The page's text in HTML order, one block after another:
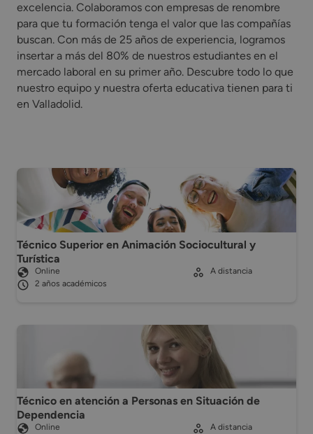
excelencia. Colaboramos con empresas de renombre
para que tu formación tenga el valor que las compañías
buscan. Con más de 25 años de experiencia, logramos
insertar a más del 80% de nuestros estudiantes en el
mercado laboral en su primer año. Descubre todo lo que
nuestro equipo y nuestra oferta educativa tienen para ti
en Valladolid.
Técnico Superior en Animación Sociocultural y
Turística
Online
2 años académicos
A distancia
Técnico en atención a Personas en Situación de
Dependencia
Online
A distancia